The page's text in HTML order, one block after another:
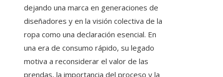
dejando una marca en generaciones de
diseñadores y en la visión colectiva de la
ropa como una declaración esencial. En
una era de consumo rápido, su legado
motiva a reconsiderar el valor de las
prendas, la importancia del proceso y la